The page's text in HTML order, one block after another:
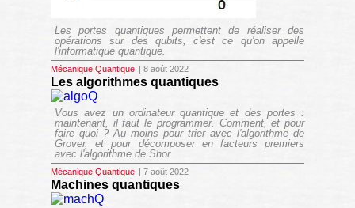
Les portes quantiques permettent de réaliser des
opérations sur des qubits, c'est ce qu'on appelle
l'informatique quantique.
Mécanique Quantique | 8 août 2022
Les algorithmes quantiques
Vous avez un ordinateur quantique et des portes :
maintenant, il faut le programmer. Comment, et pour
faire quoi ? Au moins pour trier avec l'algorithme de
Grover, et pour décomposer en facteurs premiers
avec l'algorithme de Shor
Mécanique Quantique | 7 août 2022
Machines quantiques